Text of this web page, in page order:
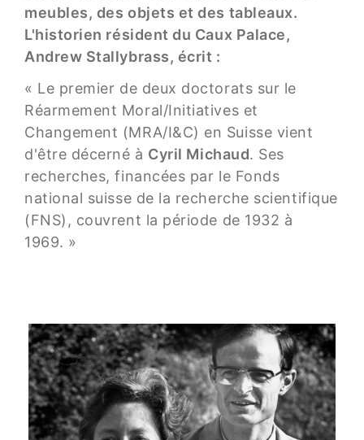
meubles, des objets et des tableaux.
L'historien résident du Caux Palace,
Andrew Stallybrass, écrit :
« Le premier de deux doctorats sur le
Réarmement Moral/Initiatives et
Changement (MRA/I&C) en Suisse vient
d'être décerné à Cyril Michaud. Ses
recherches, financées par le Fonds
national suisse de la recherche scientifique
(FNS), couvrent la période de 1932 à
1969. »